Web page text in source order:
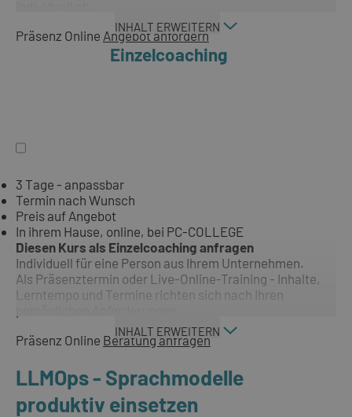
INHALT ERWEITERN
Präsenz Online Angebot anfordern
Einzelcoaching
3 Tage - anpassbar
Termin nach Wunsch
Preis auf Angebot
In ihrem Hause, online, bei PC-COLLEGE
Diesen Kurs als Einzelcoaching anfragen
Individuell für eine Person aus Ihrem Unternehmen.
Als Präsenztermin oder Live-Online-Training - Inhalte,
Lerntempo und Termine richten sich nach Ihren
INHALT ERWEITERN
Präsenz Online Beratung anfragen
LLMOps - Sprachmodelle
produktiv einsetzen